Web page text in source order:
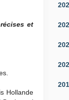
et
Hollande